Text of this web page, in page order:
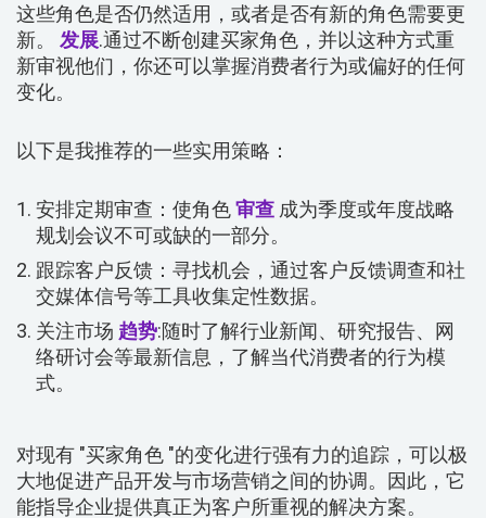
这些角色是否仍然适用，或者是否有新的角色需要更
新。 发展.通过不断创建买家角色，并以这种方式重
新审视他们，你还可以掌握消费者行为或偏好的任何
变化。
以下是我推荐的一些实用策略：
安排定期审查：使角色审查 成为季度或年度战略
规划会议不可或缺的一部分。
跟踪客户反馈：寻找机会，通过客户反馈调查和社
交媒体信号等工具收集定性数据。
关注市场 趋势:随时了解行业新闻、研究报告、网
络研讨会等最新信息，了解当代消费者的行为模
式。
对现有 "买家角色 "的变化进行强有力的追踪，可以极
大地促进产品开发与市场营销之间的协调。因此，它
能指导企业提供真正为客户所重视的解决方案。